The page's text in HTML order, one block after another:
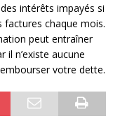
intérêts impayés si
factures chaque mois.
peut entraîner
il n’existe aucune
votre dette.